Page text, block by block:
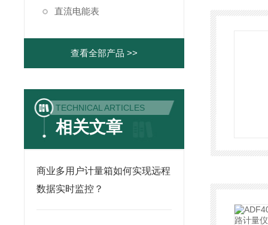
直流电能表
查看全部产品 >>
TECHNICAL ARTICLES
相关文章
商业多用户计量箱如何实现远程
数据实时监控？